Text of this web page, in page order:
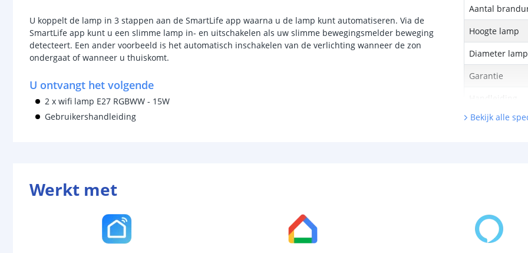
U koppelt de lamp in 3 stappen aan de SmartLife app waarna u de lamp kunt automatiseren. Via de
SmartLife app kunt u een slimme lamp in- en uitschakelen als uw slimme bewegingsmelder beweging
detecteert. Een ander voorbeeld is het automatisch inschakelen van de verlichting wanneer de zon
ondergaat of wanneer u thuiskomt.
U ontvangt het volgende
2 x wifi lamp E27 RGBWW - 15W
Gebruikershandleiding
Aantal
Hoogte lamp
Diameter lamp
Garantie
Bekijk alle
Werkt met